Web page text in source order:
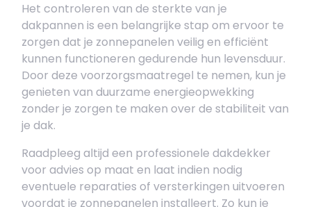
Het controleren van de sterkte van je
dakpannen is een belangrijke stap om ervoor te
zorgen dat je zonnepanelen veilig en efficiënt
kunnen functioneren gedurende hun levensduur.
Door deze voorzorgsmaatregel te nemen, kun je
genieten van duurzame energieopwekking
zonder je zorgen te maken over de stabiliteit van
je dak.
Raadpleeg altijd een professionele dakdekker
voor advies op maat en laat indien nodig
eventuele reparaties of versterkingen uitvoeren
voordat je zonnepanelen installeert. Zo kun je